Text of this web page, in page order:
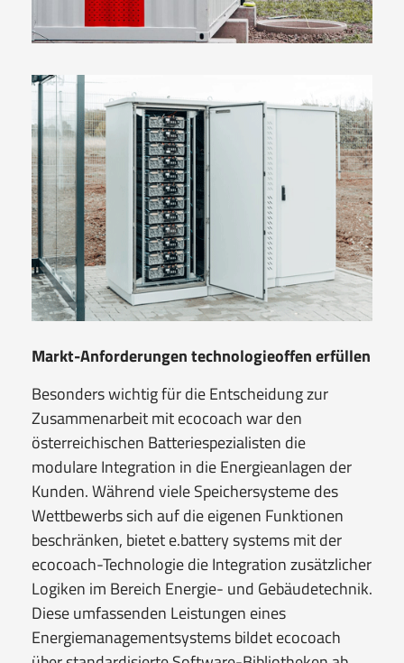
Markt-Anforderungen technologieoffen erfüllen
Besonders wichtig für die Entscheidung zur
Zusammenarbeit mit ecocoach war den
österreichischen Batteriespezialisten die
modulare Integration in die Energieanlagen der
Kunden. Während viele Speichersysteme des
Wettbewerbs sich auf die eigenen Funktionen
beschränken, bietet e.battery systems mit der
ecocoach-Technologie die Integration zusätzlicher
Logiken im Bereich Energie- und Gebäudetechnik.
Diese umfassenden Leistungen eines
Energiemanagementsystems bildet ecocoach